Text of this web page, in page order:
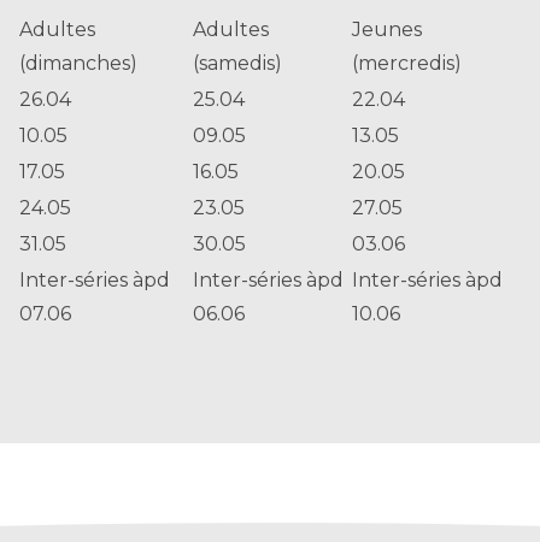
Adultes
(dimanches)
Adultes
(samedis)
Jeunes
(mercredis)
26.04
25.04
22.04
10.05
09.05
13.05
17.05
16.05
20.05
24.05
23.05
27.05
31.05
30.05
03.06
Inter-séries àpd
07.06
Inter-séries àpd
06.06
Inter-séries àpd
10.06